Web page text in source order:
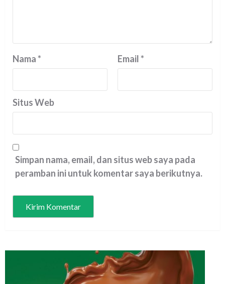
Nama* Email*
Situs Web
Simpan nama, email, dan situs web saya pada
peramban ini untuk komentar saya berikutnya.